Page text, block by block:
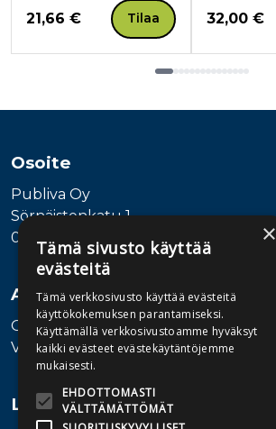
Hinta nyt
21,66 € Tilaa Hinta nyt
32,00 €
Osoite
Publiva Oy
Sörnäistenkatu 1
00580 Helsinki
Asiakaspalvelu
Ota yhteyttä
Vaihde: 010 345100
Lisätietoa
×
Tämä sivusto käyttää
evästeitä
Tämä verkkosivusto käyttää evästeitä
käyttökokemuksen parantamiseksi.
Käyttämällä verkkosivustoamme hyväksyt
kaikki evästeet evästekäytäntöjemme
mukaisesti.
EHDOTTOMASTI
VÄLTTÄMÄTTÖMÄT